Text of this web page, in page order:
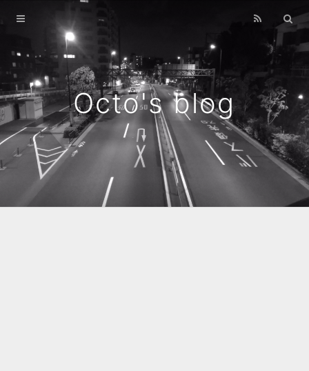
Octo's blog
Home
Archives